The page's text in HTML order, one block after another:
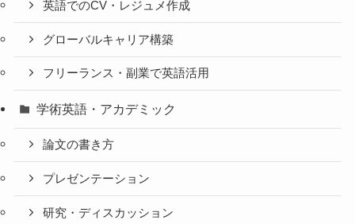
英語でのCV・レジュメ作成
グローバルキャリア構築
フリーランス・副業で英語活用
学術英語・アカデミック
論文の書き方
プレゼンテーション
研究・ディスカッション